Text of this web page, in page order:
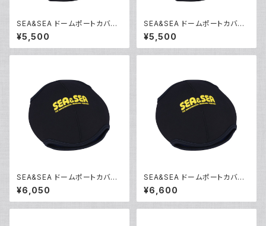
SEA&SEA ドームポートカバー
XS [46162]
¥5,500
SEA&SEA ドームポートカバー
S [46140]
¥5,500
SEA&SEA ドームポートカバー
M [46138]
¥6,050
SEA&SEA ドームポートカバー
L [46139]
¥6,600